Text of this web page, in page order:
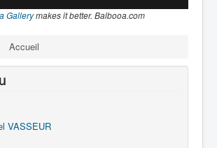
Gallerymakes it better. Balbooa.com
Accueil
VASSEUR